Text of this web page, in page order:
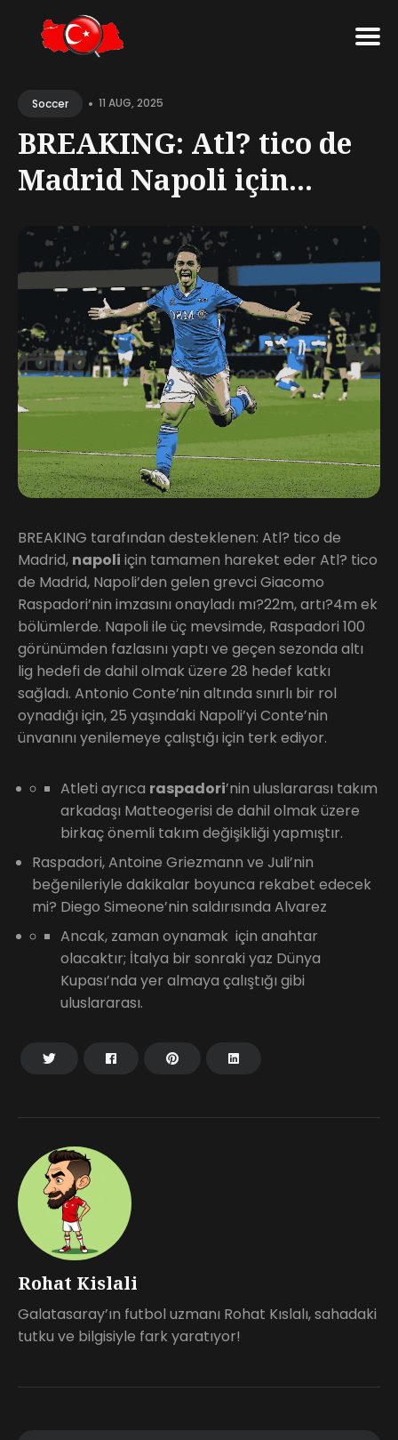
forSoccer • 11 AUG, 2025
BREAKING: Atl? tico de
Madrid Napoli için...
Rohat Kislali
Galatasaray’ın futbol uzmanı Rohat Kıslalı, sahadaki
tutku ve bilgisiyle fark yaratıyor!
BREAKING tarafından desteklenen: Atl? tico de
Madrid, napoli için tamamen hareket eder Atl? tico
de Madrid, Napoli’den gelen grevci Giacomo
Raspadori’nin imzasını onayladı mı?22m, artı?4m ek
bölümlerde. Napoli ile üç mevsimde, Raspadori 100
görünümden fazlasını yaptı ve geçen sezonda altı
lig hedefi de dahil olmak üzere 28 hedef katkı
sağladı. Antonio Conte’nin altında sınırlı bir rol
oynadığı için, 25 yaşındaki Napoli’yi Conte’nin
ünvanını yenilemeye çalıştığı için terk ediyor.
Atleti ayrıca raspadori’nin uluslararası takım
arkadaşı Matteogerisi de dahil olmak üzere
birkaç önemli takım değişikliği yapmıştır.
Raspadori, Antoine Griezmann ve Juli’nin
beğenileriyle dakikalar boyunca rekabet edecek
mi? Diego Simeone’nin saldırısında Alvarez
Ancak, zaman oynamak için anahtar
olacaktır; İtalya bir sonraki yaz Dünya
Kupası’nda yer almaya çalıştığı gibi
uluslararası.